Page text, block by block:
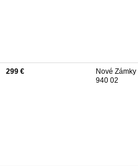
299 €
Nové Zámky
940 02